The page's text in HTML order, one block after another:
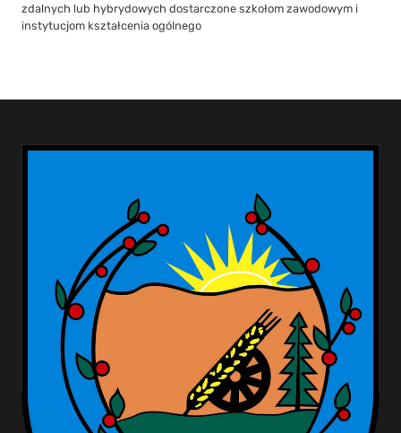
zdalnych lub hybrydowych dostarczone szkołom zawodowym i
instytucjom kształcenia ogólnego